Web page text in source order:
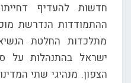
חדשות להעדיף
ההתמודדות הנדרשת
מתלכדות החלטת
ישראל בהתנהלות על
הצפון. מנהיגי שתי